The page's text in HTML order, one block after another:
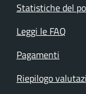
Statistiche del
Leggi le FAQ
Pagamenti
Riepilogo